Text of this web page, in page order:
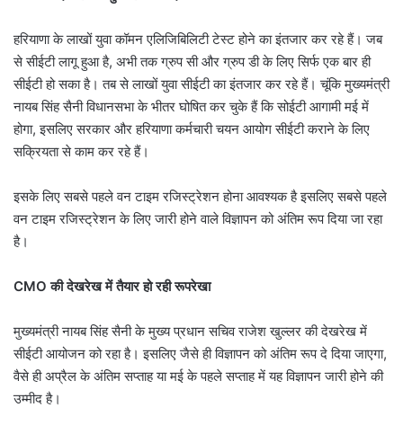
हरियाणा के लाखों युवा कॉमन एलिजिबिलिटी टेस्ट होने का इंतजार कर रहे हैं। जब
से सीईटी लागू हुआ है, अभी तक ग्रुप सी और ग्रुप डी के लिए सिर्फ एक बार ही
सीईटी हो सका है। तब से लाखों युवा सीईटी का इंतजार कर रहे हैं। चूंकि मुख्यमंत्री
नायब सिंह सैनी विधानसभा के भीतर घोषित कर चुके हैं कि सोईटी आगामी मई में
होगा, इसलिए सरकार और हरियाणा कर्मचारी चयन आयोग सीईटी कराने के लिए
सक्रियता से काम कर रहे हैं।
इसके लिए सबसे पहले वन टाइम रजिस्ट्रेशन होना आवश्यक है इसलिए सबसे पहले
वन टाइम रजिस्ट्रेशन के लिए जारी होने वाले विज्ञापन को अंतिम रूप दिया जा रहा
है।
CMO की देखरेख में तैयार हो रही रूपरेखा
मुख्यमंत्री नायब सिंह सैनी के मुख्य प्रधान सचिव राजेश खुल्लर की देखरेख में
सीईटी आयोजन को रहा है। इसलिए जैसे ही विज्ञापन को अंतिम रूप दे दिया जाएगा,
वैसे ही अप्रैल के अंतिम सप्ताह या मई के पहले सप्ताह में यह विज्ञापन जारी होने की
उम्मीद है।